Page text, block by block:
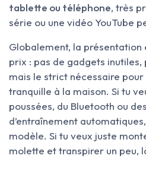
tablette ou téléphone, très
série ou une vidéo YouTube
Globalement, la
prix : pas de gadgets inutiles,
mais le strict nécessaire
tranquille à la maison. Si tu
poussées, du Bluetooth ou
d’entraînement
modèle. Si tu veux juste
molette et transpirer un peu,